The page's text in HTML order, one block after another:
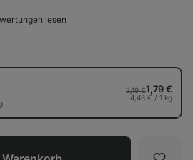
lesen
2,19 €1,79 €
4,48 € / 1 kg